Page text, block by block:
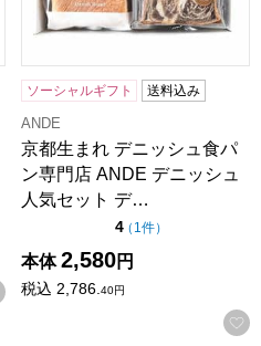
お気に入りに登録する
ソーシャルギフト 送料込み
ANDE
京都生まれ デニッシュ食パ
ン専門店 ANDE デニッシュ
人気セット デ…
4点（5点満点中）
（ 1件の評価
）
本体 2,580円
税込 2,786.40円